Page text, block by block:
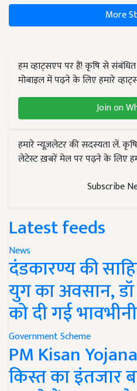
More
हम व्हाट्सएप पर हैं! कृषि से
मोबाइल में पढ़ने के लिए हमारे
Join on
हमारे न्यूज़लेटर की सदस्यता लें.
लेटेस्ट ख़बरें मेल पर पढ़ने के लिए
Subscribe
Latest feeds
News
दंडकारण्य की
युग का अवसान, डॉ
को दी गई
Government Scheme
PM Kisan
किस्त का इंतजार